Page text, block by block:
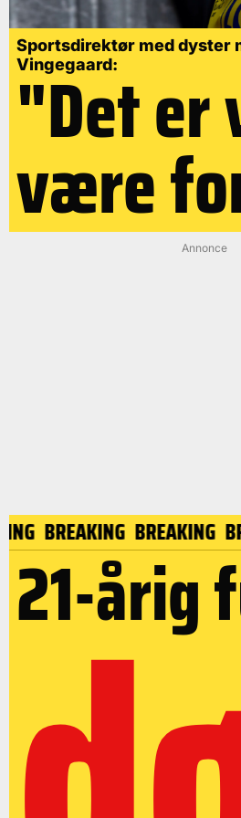
Sportsdirektør med dyster
Vingegaard:
"Det er
være
Annonce
BREAKING BREAKING
21-årig